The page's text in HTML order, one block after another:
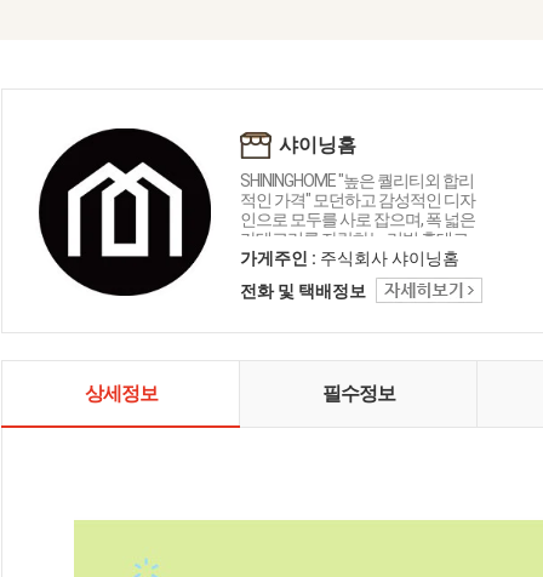
샤이닝홈
SHININGHOME "높은 퀄리티외 합리
적인 가격" 모던하고 감성적인 디자
인으로 모두를 사로 잡으며, 폭 넓은
카테고리를 자랑하는 리빙 홈데코
인테리어 샤이닝홈입니다.
가게주인 : 주식회사 샤이닝홈
전화 및 택배정보
상세정보 필수정보